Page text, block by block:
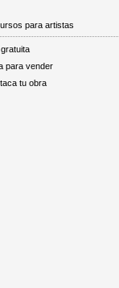
para artistas
para vender
tu obra